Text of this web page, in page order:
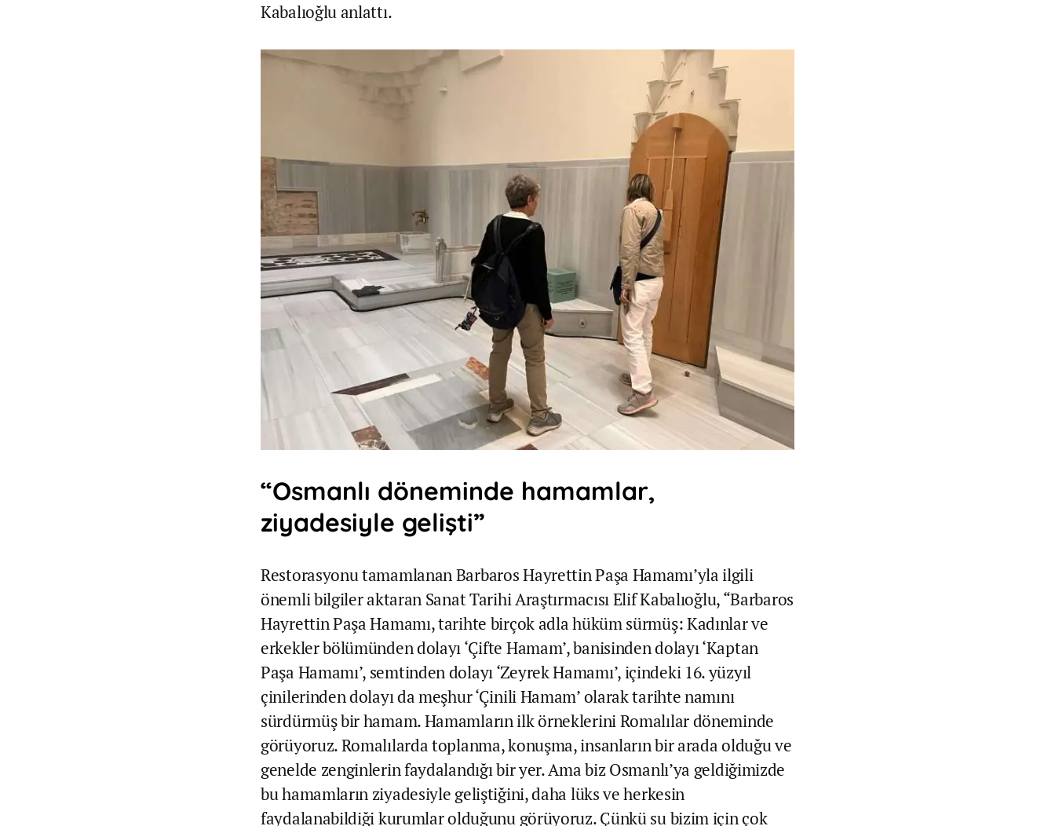
Kabalıoğlu anlattı.
“Osmanlı döneminde hamamlar,
ziyadesiyle gelişti”
Restorasyonu tamamlanan Barbaros Hayrettin Paşa Hamamı’yla ilgili
önemli bilgiler aktaran Sanat Tarihi Araştırmacısı Elif Kabalıoğlu, “Barbaros
Hayrettin Paşa Hamamı, tarihte birçok adla hüküm sürmüş: Kadınlar ve
erkekler bölümünden dolayı ‘Çifte Hamam’, banisinden dolayı ‘Kaptan
Paşa Hamamı’, semtinden dolayı ‘Zeyrek Hamamı’, içindeki 16. yüzyıl
çinilerinden dolayı da meşhur ‘Çinili Hamam’ olarak tarihte namını
sürdürmüş bir hamam. Hamamların ilk örneklerini Romalılar döneminde
görüyoruz. Romalılarda toplanma, konuşma, insanların bir arada olduğu ve
genelde zenginlerin faydalandığı bir yer. Ama biz Osmanlı’ya geldiğimizde
bu hamamların ziyadesiyle geliştiğini, daha lüks ve herkesin
faydalanabildiği kurumlar olduğunu görüyoruz. Çünkü su bizim için çok